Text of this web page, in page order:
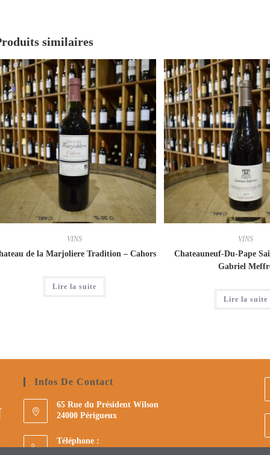
similaires
VINS
de la Marjoliere Tradition – Cahors
Lire la suite
VINS
Chateauneuf-Du-Pape
Gabriel
Lire la suite
Infos De Contact
65 Rue du Président Wilson
24000 Périgueux
Téléphone :